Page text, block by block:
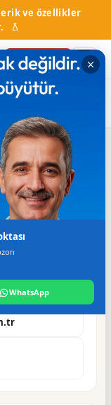
ve özellikler
Firma Ekle
WhatsApp